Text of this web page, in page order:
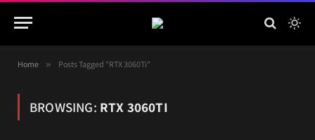
Home » Posts Tagged "RTX 3060Ti"
BROWSING: RTX 3060TI